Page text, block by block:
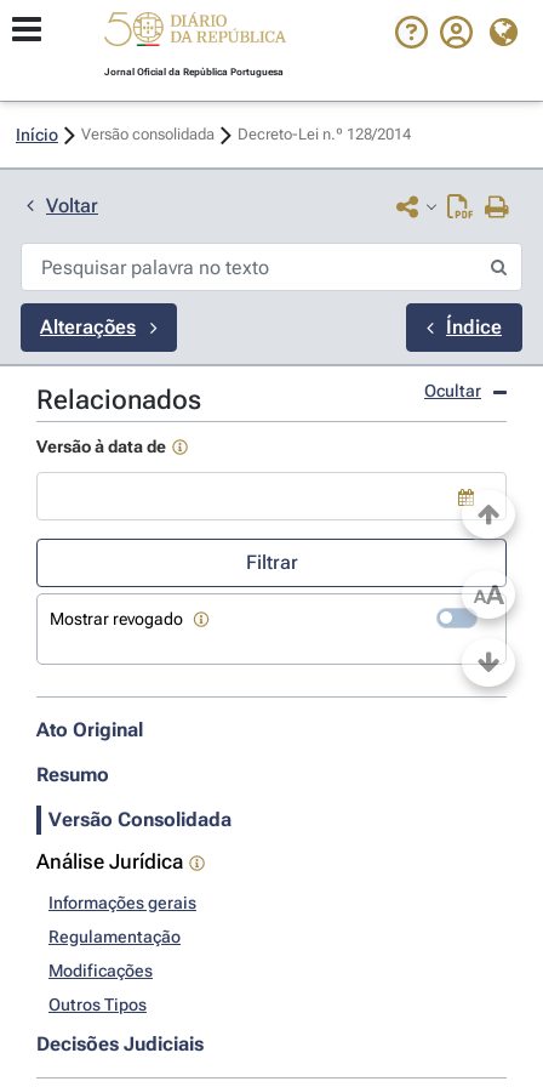
Jornal Oficial da República Portuguesa
Início Versão consolidada Decreto-Lei n.º 128/2014
Voltar
Alterações Índice
Relacionados Ocultar
Versão à data de
Use a tecla de seta para baixo para abrir o calendário; Use as
Filtrar
Mostrar revogado
Ato Original
Resumo
Versão Consolidada
Análise Jurídica
Informações gerais
Regulamentação
Modificações
Outros Tipos
Decisões Judiciais
AA